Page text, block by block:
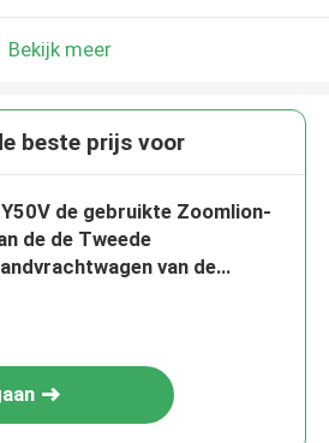
Bekijk meer
beste prijs voor
de gebruikte Zoomlion-
de de Tweede
van de